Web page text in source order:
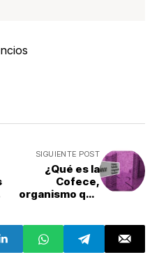
SIGUIENTE POST
¿Qué es la
Cofece,
organismo que